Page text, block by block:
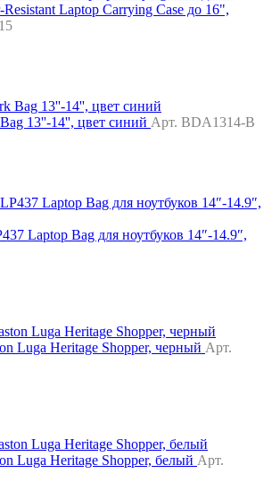
Laptop Carrying Case до 16",
13''-14'', цвет синий Арт. BDA1314-B
Laptop Bag для ноутбуков 14″-14.9″,
Luga Heritage Shopper, черный Арт.
Luga Heritage Shopper, белый Арт.